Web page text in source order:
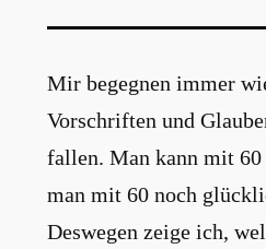
Mir begegnen immer
Vorschriften und
fallen. Man kann mit 60
man mit 60 noch
Deswegen zeige ich,